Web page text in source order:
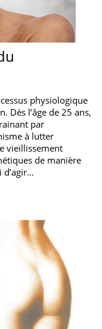
physiologique
Dès l’âge de 25 ans,
par
à lutter
vieillissement
de manière
d’agir…